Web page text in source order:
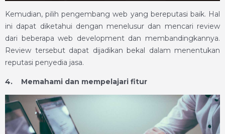
Kemudian, pilih pengembang web yang bereputasi baik. Hal
ini dapat diketahui dengan menelusur dan mencari review
dari beberapa web development dan membandingkannya.
Review tersebut dapat dijadikan bekal dalam menentukan
reputasi penyedia jasa.
4. Memahami dan mempelajari fitur